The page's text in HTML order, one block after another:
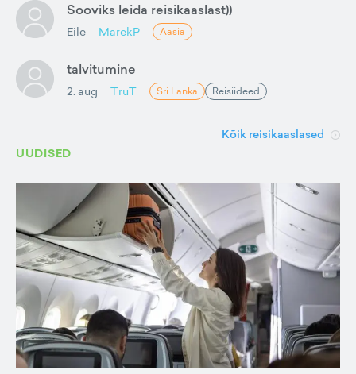
Sooviks leida reisikaaslast))
Eile MarekP Aasia
talvitumine
2. aug TruT Sri Lanka Reisiideed
Kõik reisikaaslased
UUDISED